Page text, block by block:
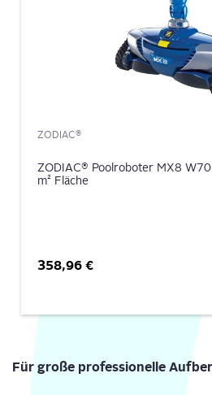
ZODIAC®
ZODIAC® Poolroboter MX8
m² Fläche
358,96 €
Für gro­ße pro­fes­sio­nel­le